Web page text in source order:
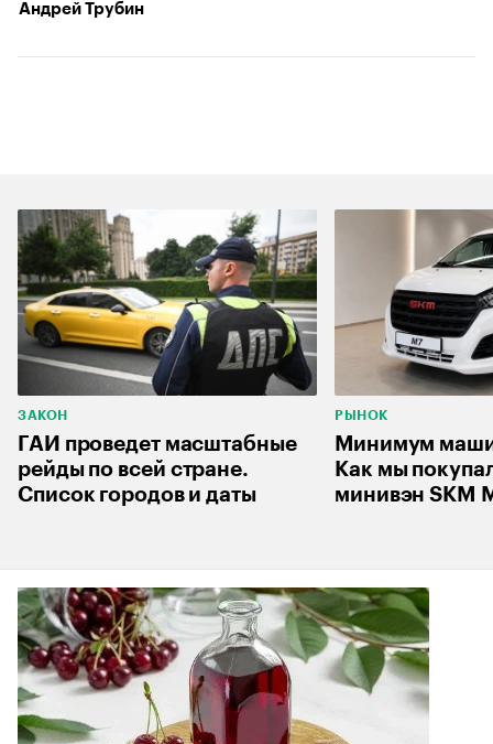
Андрей Трубин
ЗАКОН
ГАИ проведет масштабные
рейды по всей стране.
Список городов и даты
РЫНОК
Минимум
Как мы
минивэн SKM